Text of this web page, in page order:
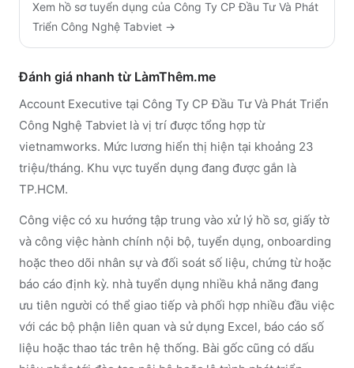
Xem hồ sơ tuyển dụng của Công Ty CP Đầu Tư Và Phát
Triển Công Nghệ Tabviet →
Đánh giá nhanh từ LàmThêm.me
Account Executive tại Công Ty CP Đầu Tư Và Phát Triển
Công Nghệ Tabviet là vị trí được tổng hợp từ
vietnamworks. Mức lương hiển thị hiện tại khoảng 23
triệu/tháng. Khu vực tuyển dụng đang được gắn là
TP.HCM.
Công việc có xu hướng tập trung vào xử lý hồ sơ, giấy tờ
và công việc hành chính nội bộ, tuyển dụng, onboarding
hoặc theo dõi nhân sự và đối soát số liệu, chứng từ hoặc
báo cáo định kỳ. nhà tuyển dụng nhiều khả năng đang
ưu tiên người có thể giao tiếp và phối hợp nhiều đầu việc
với các bộ phận liên quan và sử dụng Excel, báo cáo số
liệu hoặc thao tác trên hệ thống. Bài gốc cũng có dấu